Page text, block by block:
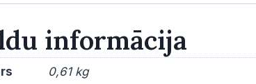
informācija
0,61 kg